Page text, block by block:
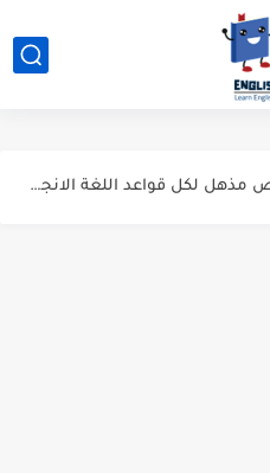
قواعد اللغة الانجليزية كاملة pdf للمبتدئين مجاناً
20 ورقة تلخيص مذهل لكل قواعد اللغة الانجليزية بملف pdf